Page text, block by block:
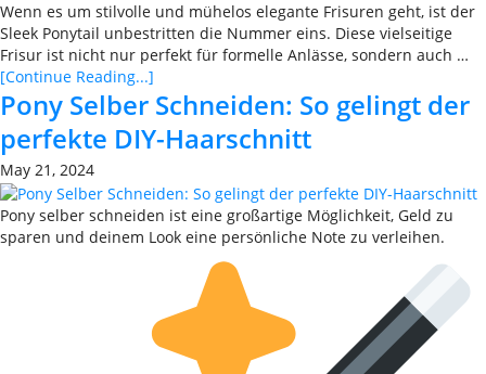
Wenn es um stilvolle und mühelos elegante Frisuren geht, ist der
Sleek Ponytail unbestritten die Nummer eins. Diese vielseitige
Frisur ist nicht nur perfekt für formelle Anlässe, sondern auch …
[Continue Reading...]
Pony Selber Schneiden: So gelingt der
perfekte DIY-Haarschnitt
May 21, 2024
Pony selber schneiden ist eine großartige Möglichkeit, Geld zu
sparen und deinem Look eine persönliche Note zu verleihen.